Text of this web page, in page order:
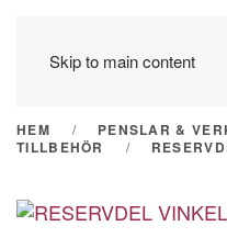
Skip to main content
HEM PENSLAR &
TILLBEHÖR